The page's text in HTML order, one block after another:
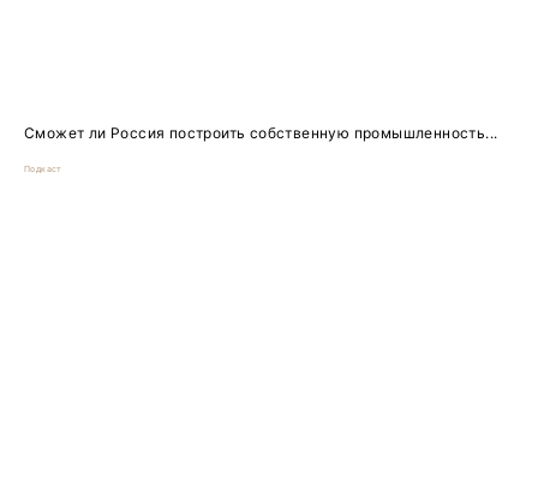
Сможет ли Россия построить собственную промышленность...
Подкаст